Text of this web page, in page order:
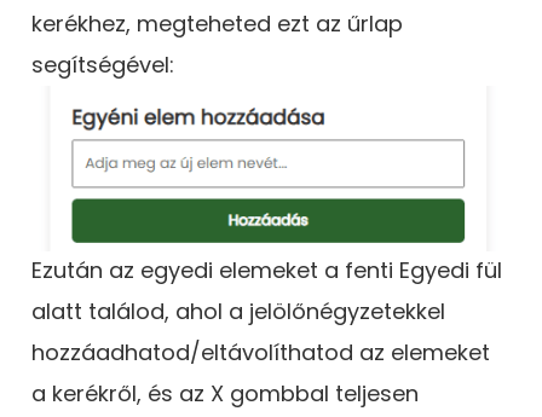
kerékhez, megteheted ezt az űrlap
segítségével:
Ezután az egyedi elemeket a fenti Egyedi fül
alatt találod, ahol a jelölőnégyzetekkel
hozzáadhatod/eltávolíthatod az elemeket
a kerékről, és az X gombbal teljesen